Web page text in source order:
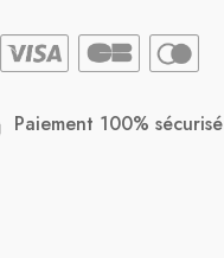
Paiement 100% sécurisé